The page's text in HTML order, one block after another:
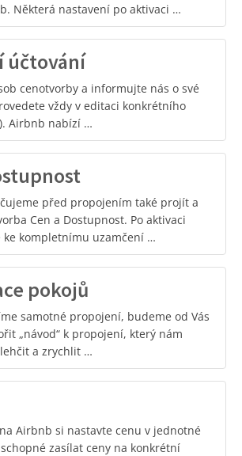
Některá nastavení po aktivaci …
účtování
cenotvorby a informujte nás o své
vždy v editaci konkrétního
Airbnb nabízí …
před propojením také projít a
Cen a Dostupnost. Po aktivaci
kompletnímu uzamčení …
pokojů
samotné propojení, budeme od Vás
„návod“ k propojení, který nám
a zrychlit …
Airbnb si nastavte cenu v jednotné
zasílat ceny na konkrétní